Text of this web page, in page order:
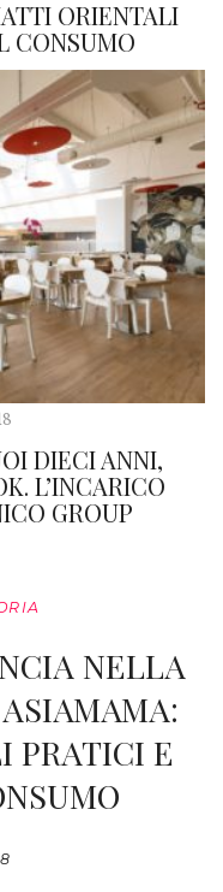
ORIENTALI
CONSUMO
DIECI ANNI,
L’INCARICO
GROUP
NELLA
PRATICI E